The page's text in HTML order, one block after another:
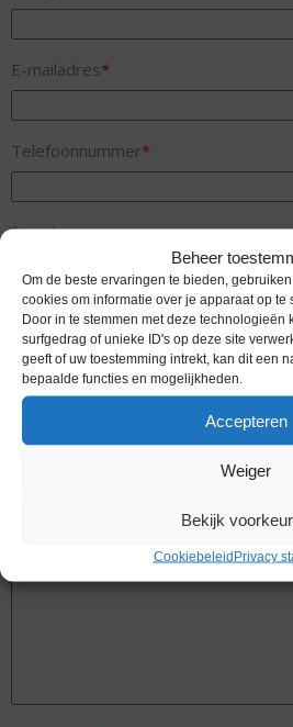
Beheer
Om de beste ervaringen te bieden,
cookies om informatie over je apparaat op te
Door in te stemmen met deze technologieën
surfgedrag of unieke ID's op deze site
geeft of uw toestemming intrekt, kan dit een
bepaalde functies en mogelijkheden.
Accepteren
Weiger
Bekijk
CookiebeleidPrivacy
E-mailadres*
Telefoonnummer*
Straat
Postcode
Plaats